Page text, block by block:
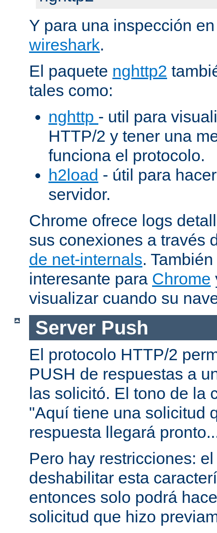
Y para una inspección
wireshark.
El paquete nghttp2
tales como:
nghttp - util para
HTTP/2 y tener una
funciona el protocolo.
h2load - útil para
servidor.
Chrome ofrece logs
sus conexiones a través
de net-internals.
interesante para Chrome
visualizar cuando su
Server Push
El protocolo HTTP/2
PUSH de respuestas a
las solicitó. El tono de la
"Aquí tiene una solicitud
respuesta llegará
Pero hay restricciones:
deshabilitar esta
entonces solo podrá
solicitud que hizo